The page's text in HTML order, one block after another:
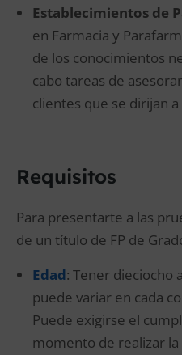
Establecimientos de
en Farmacia y
de los conocimientos
cabo tareas de
clientes que se dirijan
Requisitos
Para presentarte a las
de un título de FP de
Edad: Tener dieciocho
puede variar en cada
Puede exigirse el
momento de realizar